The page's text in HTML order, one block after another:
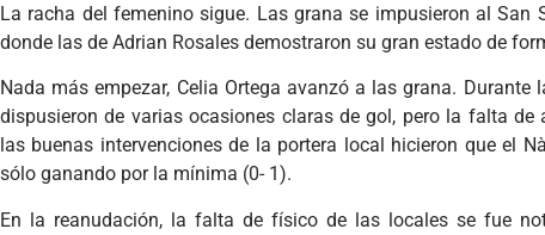
La racha del femenino sigue. Las grana se impusieron al San
donde las de Adrian Rosales demostraron su gran estado de
Nada más empezar, Celia Ortega avanzó a las grana.
dispusieron de varias ocasiones claras de gol, pero la falta
las buenas intervenciones de la portera local hicieron que el
sólo ganando por la mínima (0- 1).
En la reanudación, la falta de físico de las locales se fue